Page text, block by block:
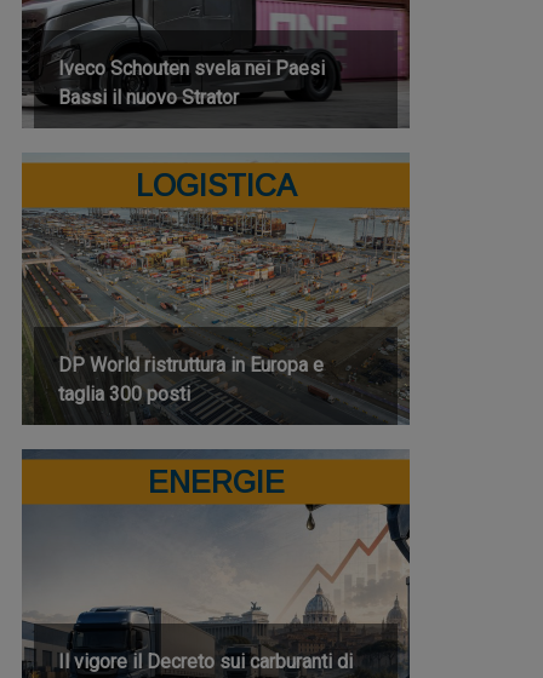
Iveco Schouten svela nei Paesi
Bassi il nuovo Strator
LOGISTICA
DP World ristruttura in Europa e
taglia 300 posti
ENERGIE
Il vigore il Decreto sui carburanti di